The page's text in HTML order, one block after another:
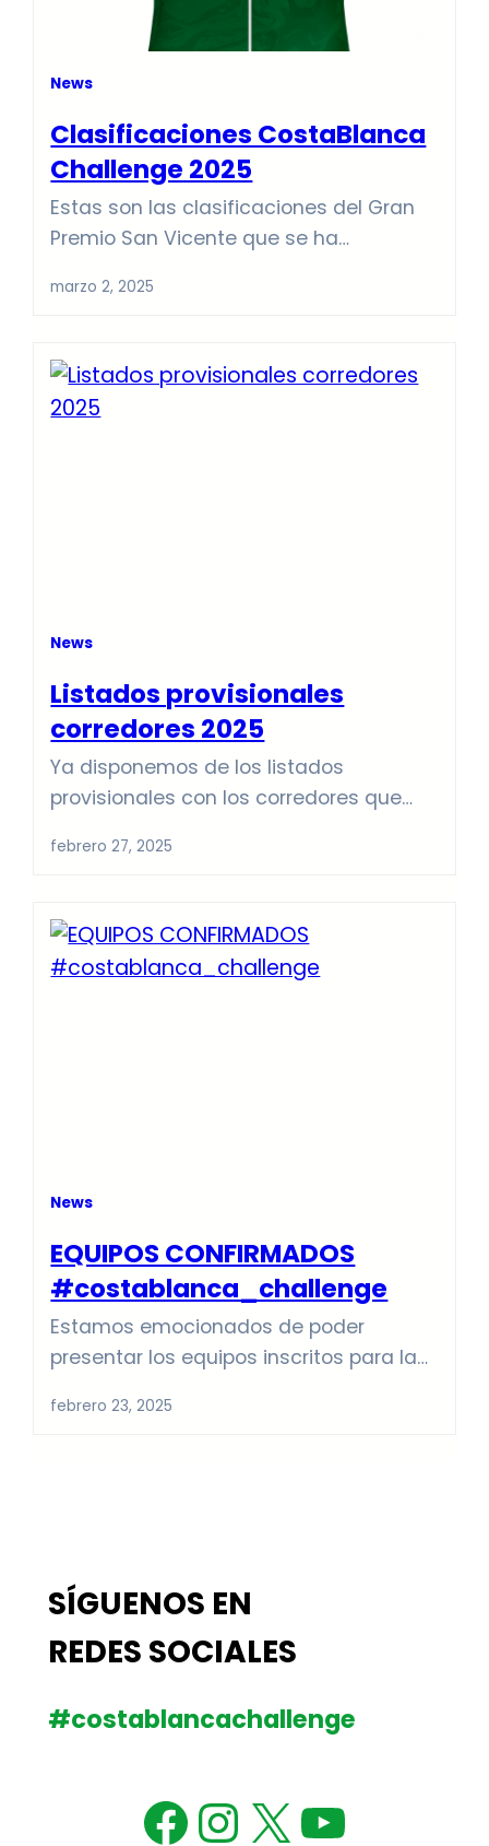
News
Clasificaciones CostaBlanca
Challenge 2025
Estas son las clasificaciones del Gran
Premio San Vicente que se ha
2025. DIA 1 GENERAL INDIVIDUAL CRI. DIA 2
marzo 2, 2025
News
Listados provisionales
corredores 2025
Ya disponemos de los listados
provisionales con los corredores que
dos pruebas que componen el trofeo de
página de detalles de cada prueba, en
los enlaces de la página principal que
os dejamos también a continuación.
febrero 27, 2025
News
EQUIPOS CONFIRMADOS
#costablanca_challenge
Estamos emocionados de poder
presentar los equipos inscritos para las
la CostaBlanca Challenge – Gran
febrero 23, 2025
SÍGUENOS EN
REDES SOCIALES
#costablancachallenge
Facebook
Instagram
X